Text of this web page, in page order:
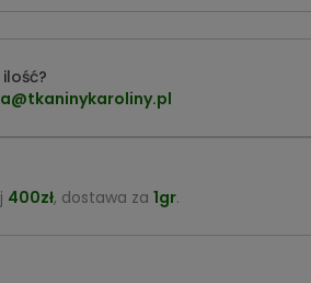
400zł, dostawa za 1gr.